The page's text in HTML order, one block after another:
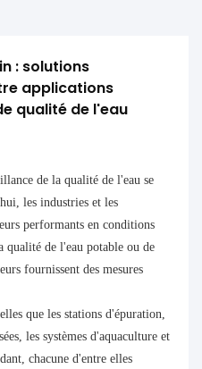
: solutions
applications
qualité de l'eau
de la qualité de l'eau se
les industries et les
performants en conditions
qualité de l'eau potable ou de
fournissent des mesures
que les stations d'épuration,
les systèmes d'aquaculture et
chacune d'entre elles